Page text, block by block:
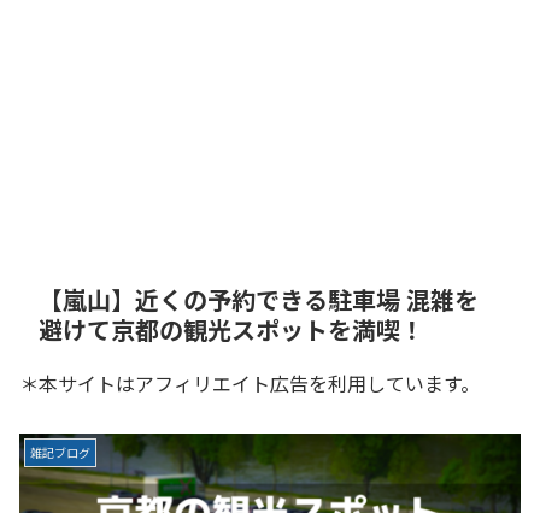
【嵐山】近くの予約できる駐車場 混雑を
避けて京都の観光スポットを満喫！
＊本サイトはアフィリエイト広告を利用しています。
雑記ブログ